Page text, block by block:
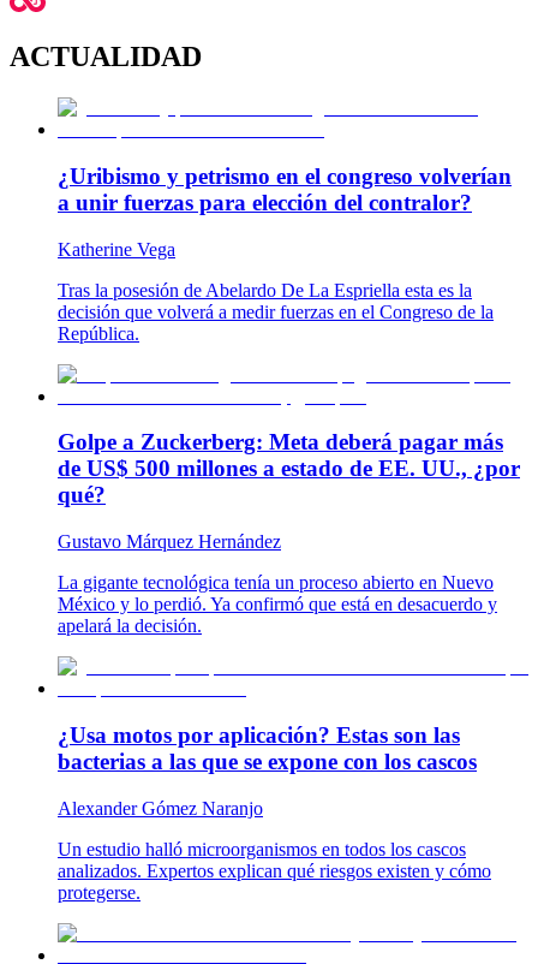
ACTUALIDAD
¿Uribismo y petrismo en el congreso volverían
a unir fuerzas para elección del contralor?
Katherine Vega
Tras la posesión de Abelardo De La Espriella esta es la
decisión que volverá a medir fuerzas en el Congreso de la
República.
Golpe a Zuckerberg: Meta deberá pagar más
de US$ 500 millones a estado de EE. UU., ¿por
qué?
Gustavo Márquez Hernández
La gigante tecnológica tenía un proceso abierto en Nuevo
México y lo perdió. Ya confirmó que está en desacuerdo y
apelará la decisión.
¿Usa motos por aplicación? Estas son las
bacterias a las que se expone con los cascos
Alexander Gómez Naranjo
Un estudio halló microorganismos en todos los cascos
analizados. Expertos explican qué riesgos existen y cómo
protegerse.